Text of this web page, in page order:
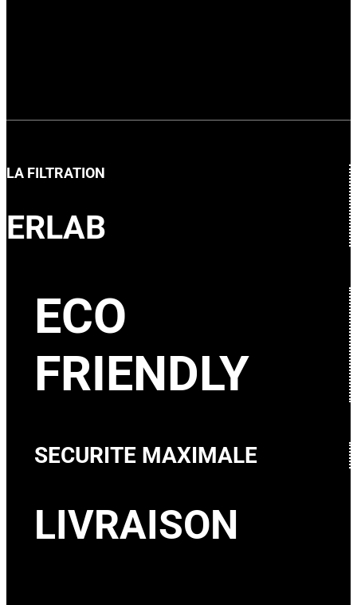
LA FILTRATION
ERLAB
ECO
FRIENDLY
SECURITE MAXIMALE
LIVRAISON